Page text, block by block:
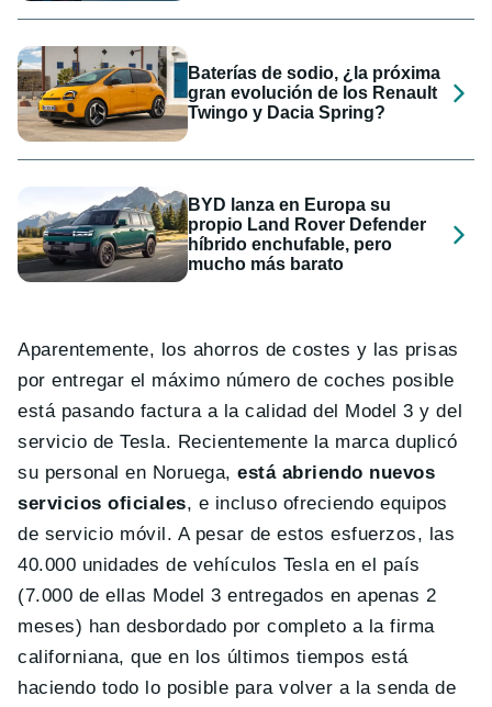
Baterías de sodio, ¿la próxima
gran evolución de los Renault
Twingo y Dacia Spring?
BYD lanza en Europa su
propio Land Rover Defender
híbrido enchufable, pero
mucho más barato
Aparentemente, los ahorros de costes y las prisas
por entregar el máximo número de coches posible
está pasando factura a la calidad del Model 3 y del
servicio de Tesla. Recientemente la marca duplicó
su personal en Noruega,está abriendo nuevos
servicios oficiales, e incluso ofreciendo equipos
de servicio móvil. A pesar de estos esfuerzos, las
40.000 unidades de vehículos Tesla en el país
(7.000 de ellas Model 3 entregados en apenas 2
meses) han desbordado por completo a la firma
californiana, que en los últimos tiempos está
haciendo todo lo posible para volver a la senda de